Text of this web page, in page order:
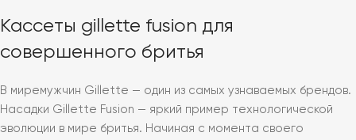
Кассеты gillette fusion для
совершенного бритья
В миремужчин Gillette — один из самых узнаваемых брендов.
Насадки Gillette Fusion — яркий пример технологической
эволюции в мире бритья. Начиная с момента своего